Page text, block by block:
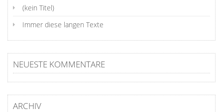
(kein Titel)
Immer diese langen Texte
NEUESTE KOMMENTARE
ARCHIV